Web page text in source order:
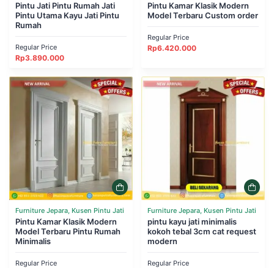
Pintu Jati Pintu Rumah Jati
Pintu Utama Kayu Jati Pintu
Rumah
Regular Price
Rp3.890.000
Pintu Kamar Klasik Modern
Model Terbaru Custom order
Regular Price
Rp6.420.000
Furniture Jepara, Kusen Pintu Jati
Pintu Kamar Klasik Modern
Model Terbaru Pintu Rumah
Minimalis
Regular Price
Furniture Jepara, Kusen Pintu Jati
pintu kayu jati minimalis
kokoh tebal 3cm cat request
modern
Regular Price